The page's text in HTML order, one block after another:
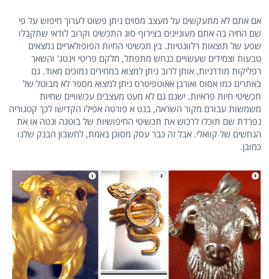
אם אתם לא מתעקשים על מעצב מסוים ניתן פשוט לערוך חיפוש על פי
שם החיה בה אתם מעוניינים בצירוף סוג התכשיט וקרוב לודאי שתקבלו
שפע של תוצאות רלוונטיות. בין תכשיטי החיות הפופולאריים נמצאים
טבעות וצמידים שעשויים כנחש מתפתל, חלקם פריטי וינטג' והשאר
רפליקות מודרניות, אותן לרוב ניתן למצוא במחירים נמוכים מאוד. גם
באתרים כמו אסוס ואורבן אאוטפיטרס ניתן למצוא מספר לא מבוטל של
תכשיטי חיות פראיות. ישנם גם לא מעט מעצבים עכשוויים שחיות
משמשות עבורם מקור השראה, בנט א פורטה אפילו הקדישו לכך קטגוריה
נפרדת שם תוכלו לרכוש את תכשיטי החיפושיות של בוטגה ונטה או את
הנחשים של קוואלי. אבל זה כבר עסק מסוכן באמת, לחשבון הבנק שלנו
כמובן.